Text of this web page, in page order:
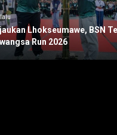
Lhokseumawe, BSN
Run 2026